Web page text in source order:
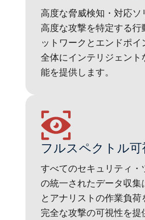
高度な脅威検知・対応ソ
高度な攻撃を特定する行
ットワークとエンドポイ
全体にインテリジェント
能を提供します。
フルスペクトル可
すべてのセキュリティ・
の統一されたデータ収集
とアナリストの作業負荷
完全な攻撃の可視性を提